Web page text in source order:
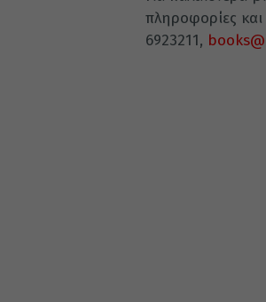
πληροφορίες
6923211,